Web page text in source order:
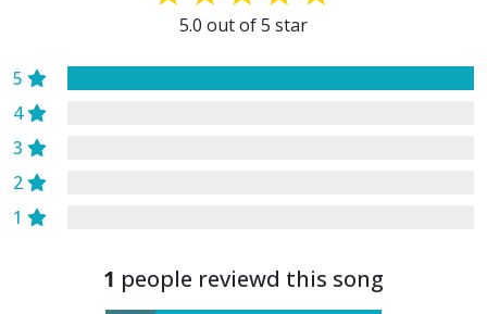
5.0 out of 5 star
5
4
3
2
1
1 people reviewd this song